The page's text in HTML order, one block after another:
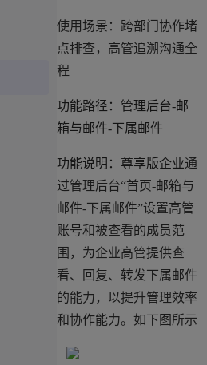
使用场景：跨部门协作堵
点排查，高管追溯沟通全
程
功能路径：管理后台-邮
箱与邮件-下属邮件
功能说明：尊享版企业通
过管理后台“首页-邮箱与
邮件-下属邮件”设置高管
账号和被查看的成员范
围，为企业高管提供查
看、回复、转发下属邮件
的能力，以提升管理效率
和协作能力。如下图所示